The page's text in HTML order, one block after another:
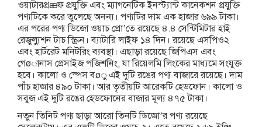
ওয়াটারপ্রæফ প্রযুক্তি এবং ম্যাগনেটিক ইনস্ট্যান্ট কানেকশন প্রযুক্তি
পণ্যটিকে করে তুলেছে অনন্য। পণ্যটির দাম এক হাজার ৬৯৯ টাকা।
এর পরের পণ্য ডিজো ওয়াচ প্রো’তে রয়েছে ৪.৪ সেন্টিমিটার হাই
রেজুল্যুশন টাচ স্ক্রিন। ব্যাটারি লাইফ ১৪ দিন। রয়েছে এসপিও২
এবং হার্টরেট মনিটরিং ব্যবস্থা। এছাড়া রয়েছে জিপিএস এবং
গেøানাস প্রেসাইজ পজিশনিং, যা রিয়েলমি লিংকের মাধ্যমে সংযুক্ত
হবে। কালো ও স্পেস বøু এই দুটি রঙের পণ্য বাজারে রয়েছে। দাম
পাঁচ হাজার ৪৯০ টাকা। আর তৃতীয়টি আরেকটি হেডফোন। কালো ও
সবুজ এই দুটি রঙের হেডফোনের বাজার মূল্য ৪৭৫ টাকা।
নতুন তিনিট পণ্য ছাড়া আরো তিনটি ডিজো’র পণ্য রয়েছে